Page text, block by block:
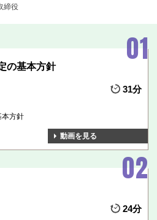
締役
の基本方針
31分
本方針
動画を見る
24分